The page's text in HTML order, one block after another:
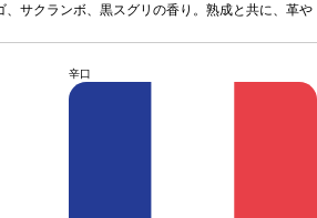
されている。
、サクランボ、黒スグリの香り。熟成と共に、革や
るフレンチ チャイニーズの画家。彼の人生、彼のア
架け橋。今日、彼の作品は世界のメジャーな美術館
れている。
辛口